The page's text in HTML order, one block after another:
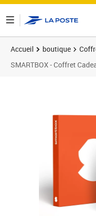
Accueil boutique
SMARTBOX - Coffret